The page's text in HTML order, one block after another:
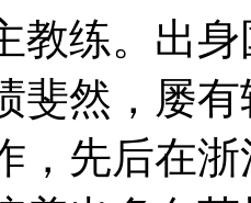
教练。出
斐然，屡
，先后在